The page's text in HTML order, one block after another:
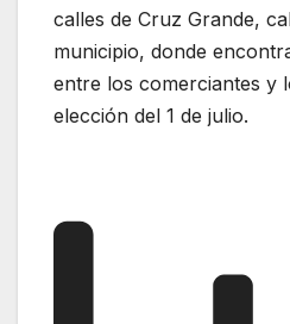
calles de Cruz Grande,
municipio, donde
entre los comerciantes y
elección del 1 de julio.